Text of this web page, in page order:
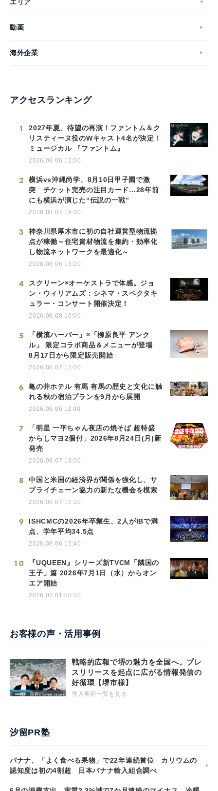
エリア
動画
海外企業
アクセスランキング
1
2027年夏、待望の再演！ファントム＆ク
リスティーヌ役のWキャスト4名が決定！
ミュージカル 『ファントム』
2026.08.06 12:00
2
横浜vs沖縄尚学、8月10日甲子園で激
突 チケット完売の注目カード…28年前
にも横浜が演じた“伝説の一戦”
2026.08.07 19:00
3
神奈川県厚木市に初の自社運営型物流拠
点が稼働～住宅資材物流を集約・効率化
し物流ネットワークを最適化～
2026.08.06 13:00
4
スクリーン×オーケストラで体感。ジョ
ン・ウィリアムズ：シネマ・スペクタキ
ュラー・コンサート開催決定！
2026.08.08 10:00
5
「横濱ハーバー」×「柳原良平 アンク
ル」 限定コラボ商品＆メニューが登場
8月17日から限定販売開始
2026.08.07 13:00
6
亀の井ホテル 有馬 有馬の歴史と文化に触
れる秋の宿泊プランを9月から展開
2026.08.06 11:00
7
「明星 一平ちゃん夜店の焼そば 超特盛
からしマヨ2個付」2026年8月24日(月)新
発売
2026.08.07 13:00
8
中国と米国の経済界が関係を強化し、サ
プライチェーン協力の新たな機会を模索
2026.08.07 10:00
9
ISHCMCの2026年卒業生、2人がIBで満
点、学年平均34.5点
2026.08.06 15:40
10
『UQUEEN』シリーズ新TVCM「隣国の
王子」篇 2026年7月1日（水）からオン
エア開始
2026.07.01 00:00
お客様の声・活用事例
戦略的広報で堺の魅力を全国へ。プレ
スリリースを起点に広がる情報発信の
好循環【堺市様】
導入事例一覧を見る
汐留PR塾
バナナ、「よく食べる果物」で22年連続首位 カリウムの
認知度は初の4割超 日本バナナ輸入組合調べ